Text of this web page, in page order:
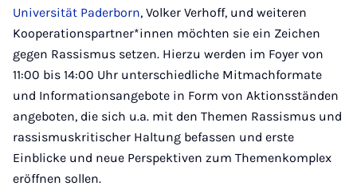
Universität Paderborn, Volker Verhoff, und weiteren
Kooperationspartner*innen möchten sie ein Zeichen
gegen Rassismus setzen. Hierzu werden im Foyer von
11:00 bis 14:00 Uhr unterschiedliche Mitmachformate
und Informationsangebote in Form von Aktionsständen
angeboten, die sich u.a. mit den Themen Rassismus und
rassismuskritischer Haltung befassen und erste
Einblicke und neue Perspektiven zum Themenkomplex
eröffnen sollen.